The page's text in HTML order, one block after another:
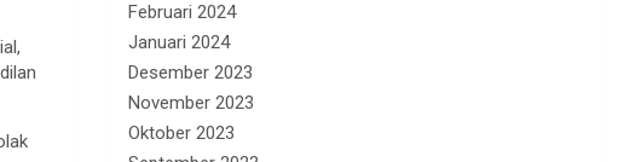
Februari 2024
Januari 2024
Desember 2023
November 2023
Oktober 2023